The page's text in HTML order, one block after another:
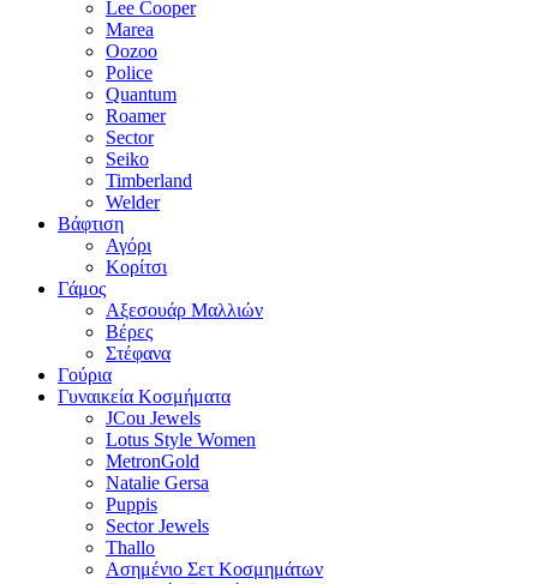
Lee Cooper
Marea
Oozoo
Police
Quantum
Roamer
Sector
Seiko
Timberland
Welder
Βάφτιση
Αγόρι
Κορίτσι
Γάμος
Αξεσουάρ Μαλλιών
Βέρες
Στέφανα
Γούρια
Γυναικεία Κοσμήματα
JCou Jewels
Lotus Style Women
MetronGold
Natalie Gersa
Puppis
Sector Jewels
Thallo
Ασημένιο Σετ Κοσμημάτων